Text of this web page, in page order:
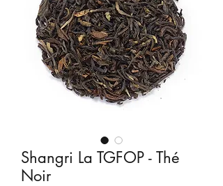
Shangri La TGFOP - Thé
Noir